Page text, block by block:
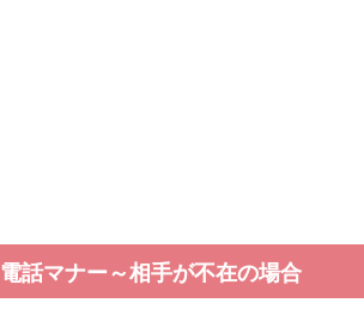
電話マナー～相手が不在の場合